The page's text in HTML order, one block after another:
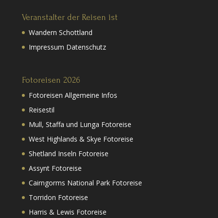
Veranstalter der Reisen ist
Wandern Schottland
Impressum Datenschutz
Fotoreisen 2026
Fotoreisen Allgemeine Infos
Reisestil
Mull, Staffa und Lunga Fotoreise
West Highlands & Skye Fotoreise
Shetland Inseln Fotoreise
Assynt Fotoreise
Cairngorms National Park Fotoreise
Torridon Fotoreise
Harris & Lewis Fotoreise